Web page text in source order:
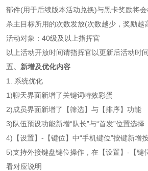
部件(用于后续版本活动兑换)与黑卡奖励将
杀主目标所用的次数发放(次数越少，奖励越
活动对象：40级及以上指挥官
以上活动开放时间请指挥官以更新后活动时
五、新增及优化内容
1. 系统优化
1)聊天界面新增了关键词特效彩蛋
2)成员界面新增了【筛选】与【排序】功能
3)队伍预设功能新增“队长”与“首发”位置选择
4)【设置】-【键位】中“手机键位”按键新增
5)支持外接键盘键位操作，在【设置】-【键
看对应说明